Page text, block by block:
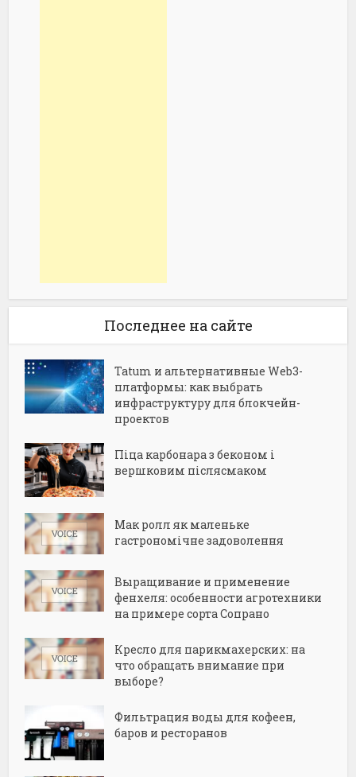
Последнее на сайте
Tatum и альтернативные Web3-
платформы: как выбрать
инфраструктуру для блокчейн-
проектов
Піца карбонара з беконом і
вершковим післясмаком
Мак ролл як маленьке
гастрономічне задоволення
Выращивание и применение
фенхеля: особенности агротехники
на примере сорта Сопрано
Кресло для парикмахерских: на
что обращать внимание при
выборе?
Фильтрация воды для кофеен,
баров и ресторанов